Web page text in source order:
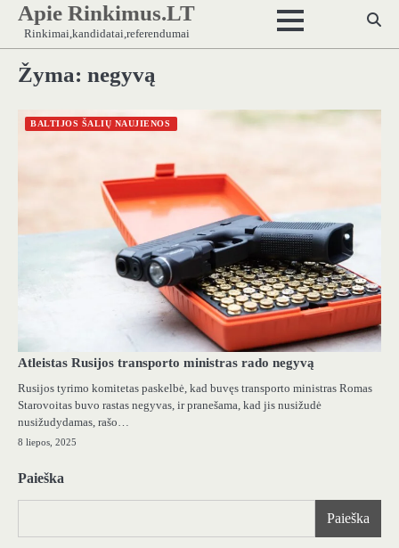
Skip
content
Apie Rinkimus.LT
Rinkimai,kandidatai,referendumai
Žyma: negyvą
BALTIJOS ŠALIŲ NAUJIENOS
Atleistas Rusijos transporto ministras rado negyvą
Rusijos tyrimo komitetas paskelbė, kad buvęs transporto ministras Romas
Starovoitas buvo rastas negyvas, ir pranešama, kad jis nusižudė
nusižudydamas, rašo…
8 liepos, 2025
Paieška
Paieška